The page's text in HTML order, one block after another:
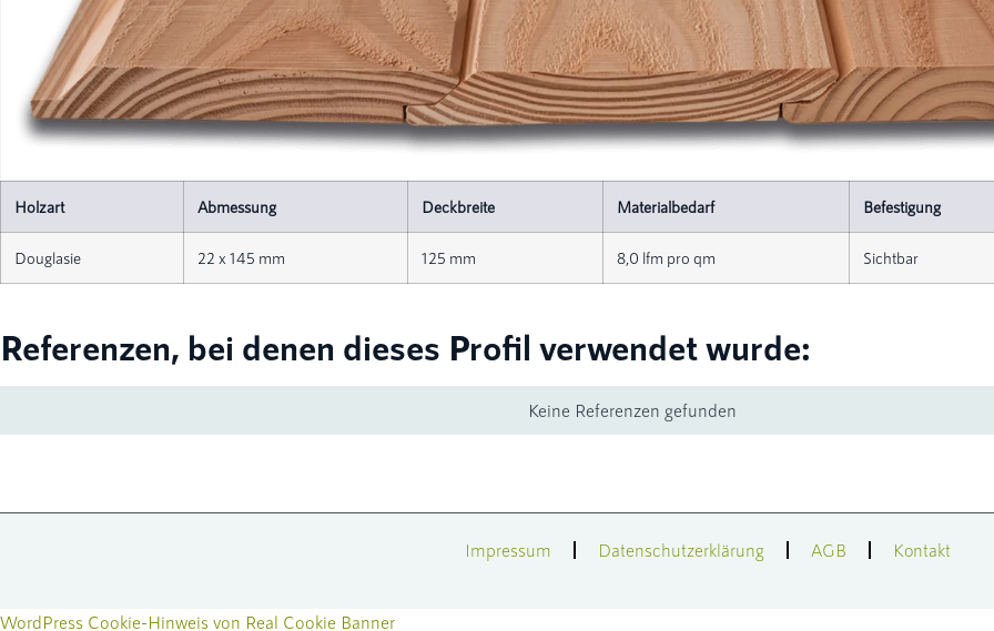
Holzart Abmessung Deckbreite Materialbedarf Befestigung
Douglasie 22 x 145 mm 125 mm 8,0 lfm pro qm Sichtbar
Referenzen, bei denen dieses Profil verwendet wurde:
Keine Referenzen gefunden
Impressum Datenschutzerklärung AGB Kontakt
WordPress Cookie-Hinweis von Real Cookie Banner